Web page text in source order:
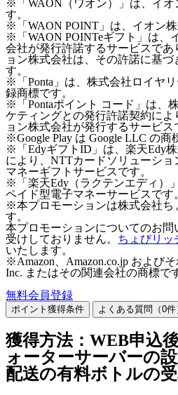
※「WAON（ワオン）」は、イオ
す。
※「WAON POINT」は、イオン株
※「WAON POINTeギフト」は、
会社が発行許諾するサービスで
ョン株式会社は、その許諾に基
す。
※「Ponta」は、株式会社ロイヤ
録商標です。
※「Pontaポイント コード」は、
ケティングとの発行許諾契約に
ョン株式会社が発行するサービス
※Google Play は Google LLC の商
※「EdyギフトID」は、楽天Edy
により、NTTカードソリューシ
マネーギフトサービスです。
※「楽天Edy（ラクテンエディ）
ペイド型電子マネーサービスです
※本プロモーションは株式会社ち
す。
本プロモーションについてのお問
受けしておりません。 ちょびリッ
いたします。
※Amazon、Amazon.co.jp および
Inc. またはその関連会社の商標で
無料会員登録
ポイント獲得条件 よくある質問（0件
獲得方法：WEB申込
ォーターサーバーの
配送の有料ボトルの